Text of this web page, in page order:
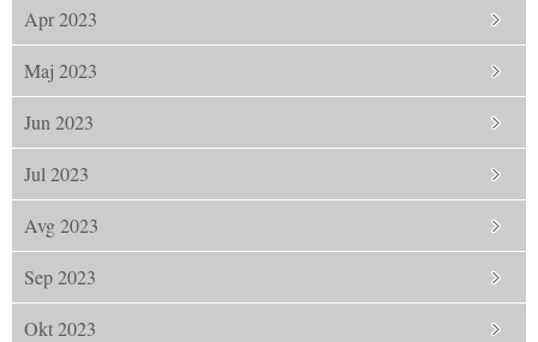
Apr 2023
Maj 2023
Jun 2023
Jul 2023
Avg 2023
Sep 2023
Okt 2023